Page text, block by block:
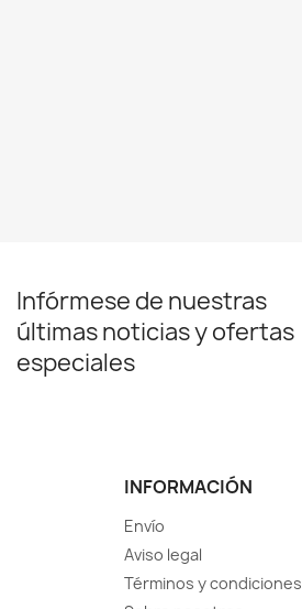
Infórmese de nuestras
últimas noticias y ofertas
especiales
INFORMACIÓN
Envío
Aviso legal
Términos y condiciones